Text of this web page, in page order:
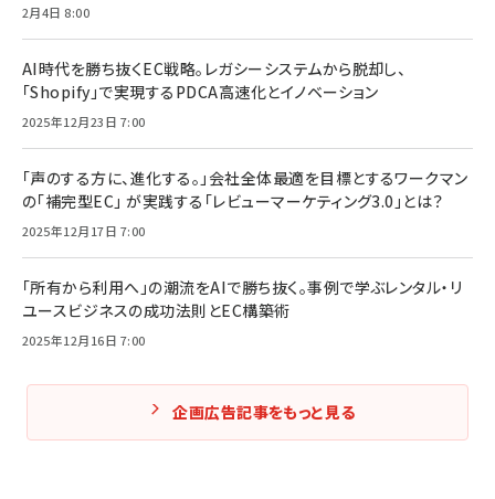
2月4日 8:00
AI時代を勝ち抜くEC戦略。レガシーシステムから脱却し、
「Shopify」で実現するPDCA高速化とイノベーション
2025年12月23日 7:00
「声のする方に、進化する。」会社全体最適を目標とするワークマン
の「補完型EC」 が実践する「レビューマーケティング3.0」とは？
2025年12月17日 7:00
「所有から利用へ」の潮流をAIで勝ち抜く。事例で学ぶレンタル・リ
ユースビジネスの成功法則とEC構築術
2025年12月16日 7:00
企画広告記事をもっと見る